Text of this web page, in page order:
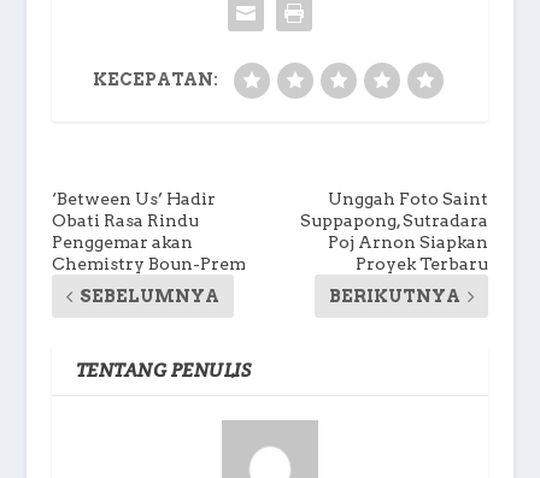
KECEPATAN:
‘Between Us’ Hadir
Obati Rasa Rindu
Penggemar akan
Chemistry Boun-Prem
SEBELUMNYA
Unggah Foto Saint
Suppapong, Sutradara
Poj Arnon Siapkan
Proyek Terbaru
BERIKUTNYA
TENTANG PENULIS